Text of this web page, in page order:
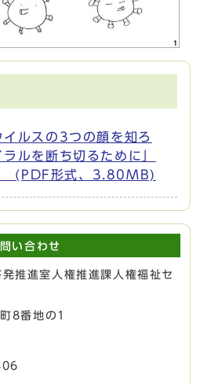
イルスの3つの顔を知ろ
ルを断ち切るために」
(PDF形式、3.80MB)
い合わせ
推進室人権推進課人権福祉セ
8番地の1